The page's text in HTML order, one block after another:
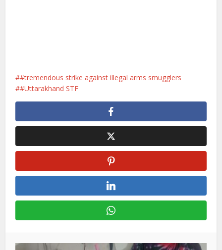
#tremendous strike against illegal arms smugglers
#Uttarakhand STF